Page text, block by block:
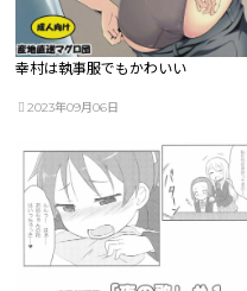
幸村は執事服でもかわいい
2023年09月06日